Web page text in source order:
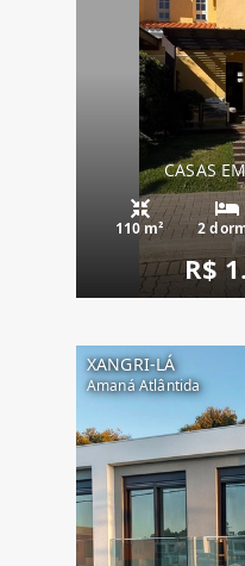
CASAS
110 m² 2
R$
XANGRI-LÁ
Amaná Atlântida